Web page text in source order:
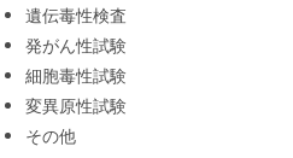
遺伝毒性検査
発がん性試験
細胞毒性試験
変異原性試験
その他